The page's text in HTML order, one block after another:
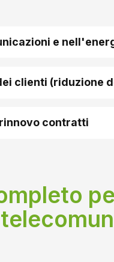
e
clienti (riduzione
contratti